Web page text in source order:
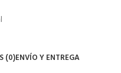
(0)ENVÍO Y ENTREGA